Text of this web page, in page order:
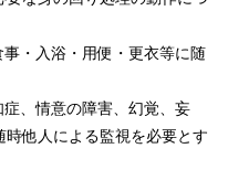
・入浴・用便・更衣等に随
、情意の障害、幻覚、妄
他人による監視を必要とす